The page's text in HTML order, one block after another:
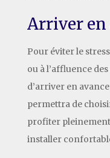
Arriver en
Pour éviter le
ou à l’affluence
d’arriver en
permettra de
profiter pleinement
installer